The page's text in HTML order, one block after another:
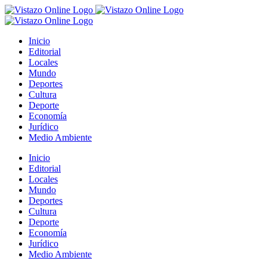
Saltar
al
Inicio
Editorial
Locales
Mundo
Deportes
Cultura
Deporte
Economía
Jurídico
Medio Ambiente
Inicio
Editorial
Locales
Mundo
Deportes
Cultura
Deporte
Economía
Jurídico
Medio Ambiente